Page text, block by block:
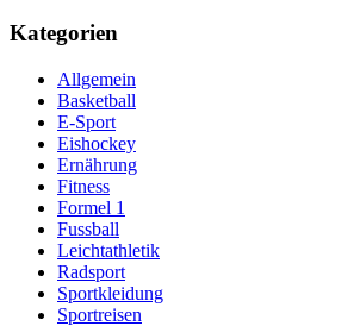
Kategorien
Allgemein
Basketball
E-Sport
Eishockey
Ernährung
Fitness
Formel 1
Fussball
Leichtathletik
Radsport
Sportkleidung
Sportreisen